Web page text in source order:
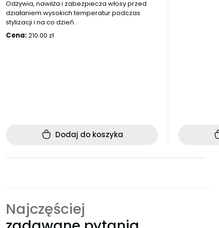
Odżywia, nawilża i zabezpiecza włosy przed
działaniem wysokich temperatur podczas
stylizacji i na co dzień .
Cena:210.00 zł
Dodaj do koszyka
Najczęściej